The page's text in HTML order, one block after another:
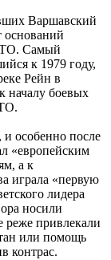
Варшавский
оснований
Самый
к 1979 году,
Рейн в
началу боевых
особенно после
«европейским
а к
играла «первую
лидера
носили
реже привлекали
или помощь
контрас.